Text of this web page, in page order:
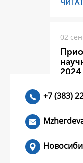
02
2024
+7 (383)